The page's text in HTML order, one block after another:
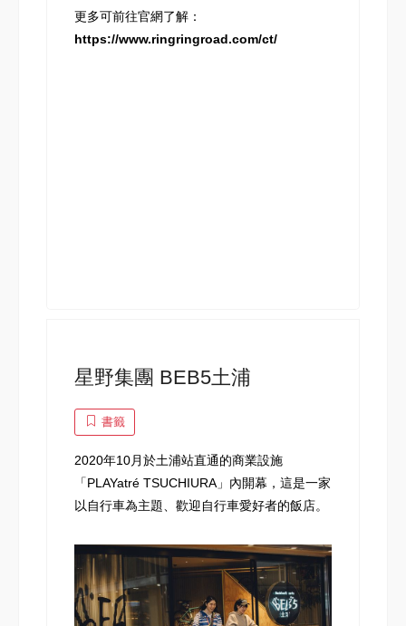
更多可前往官網了解：
https://www.ringringroad.com/ct/
星野集團 BEB5土浦
書籤
2020年10月於土浦站直通的商業設施
「PLAYatré TSUCHIURA」內開幕，這是一家
以自行車為主題、歡迎自行車愛好者的飯店。